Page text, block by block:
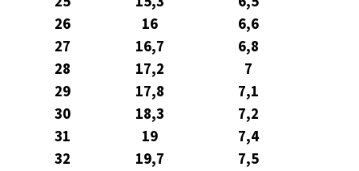
26
16
6,6
27
16,7
6,8
28
17,2
7
29
17,8
7,1
30
18,3
7,2
31
19
7,4
32
19,7
7,5